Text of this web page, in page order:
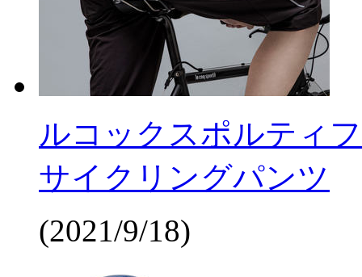
ルコックスポルティ
サイクリングパンツ
(2021/9/18)